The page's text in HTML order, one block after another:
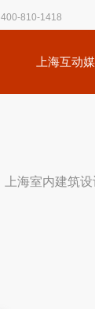
400-810-1418
上海互动
上海室内建筑设